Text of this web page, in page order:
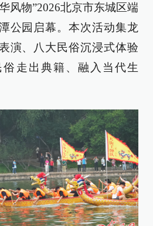
风物”2026北京市东城区端
公园启幕。本次活动集龙
演、八大民俗沉浸式体验
走出典籍、融入当代生